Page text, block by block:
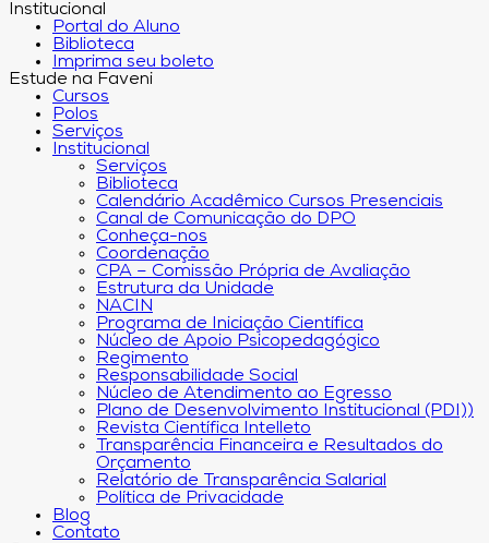
Institucional
Portal do Aluno
Biblioteca
Imprima seu boleto
Estude na Faveni
Cursos
Polos
Serviços
Institucional
Serviços
Biblioteca
Calendário Acadêmico Cursos Presenciais
Canal de Comunicação do DPO
Conheça-nos
Coordenação
CPA – Comissão Própria de Avaliação
Estrutura da Unidade
NACIN
Programa de Iniciação Científica
Núcleo de Apoio Psicopedagógico
Regimento
Responsabilidade Social
Núcleo de Atendimento ao Egresso
Plano de Desenvolvimento Institucional (PDI))
Revista Científica Intelleto
Transparência Financeira e Resultados do
Orçamento
Relatório de Transparência Salarial
Política de Privacidade
Blog
Contato